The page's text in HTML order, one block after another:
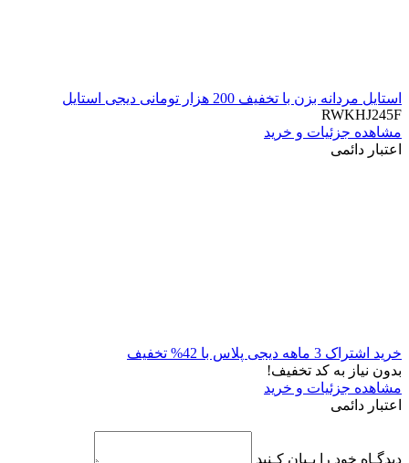
استایل مردانه بزن با تخفیف 200 هزار تومانی دیجی استایل
RWKHJ245F
مشاهده جزئیات و خرید
اعتبار دائمی
خرید اشتراک 3 ماهه دیجی پلاس با 42% تخفیف
بدون نیاز به کد تخفیف!
مشاهده جزئیات و خرید
اعتبار دائمی
دیدگـاه خود را بـیان کـنید